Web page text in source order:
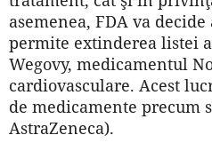
asemenea, FDA va
permite extinderea listei
Wegovy, medicamentul
cardiovasculare. Acest
de medicamente precum
AstraZeneca).